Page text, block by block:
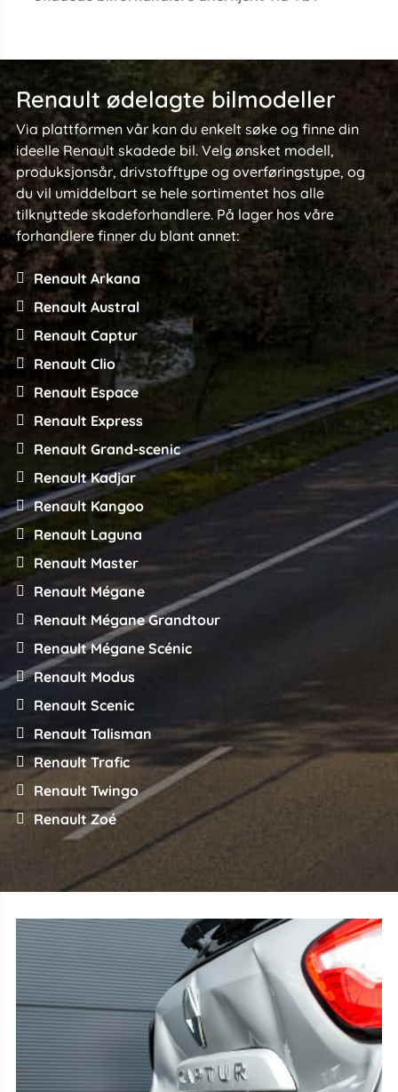
Renault ødelagte bilmodeller
Via plattformen vår kan du enkelt søke og finne din
ideelle Renault skadede bil. Velg ønsket modell,
produksjonsår, drivstofftype og overføringstype, og
du vil umiddelbart se hele sortimentet hos alle
tilknyttede skadeforhandlere. På lager hos våre
forhandlere finner du blant annet:
Renault Arkana
Renault Austral
Renault Captur
Renault Clio
Renault Espace
Renault Express
Renault Grand-scenic
Renault Kadjar
Renault Kangoo
Renault Laguna
Renault Master
Renault Mégane
Renault Mégane Grandtour
Renault Mégane Scénic
Renault Modus
Renault Scenic
Renault Talisman
Renault Trafic
Renault Twingo
Renault Zoé